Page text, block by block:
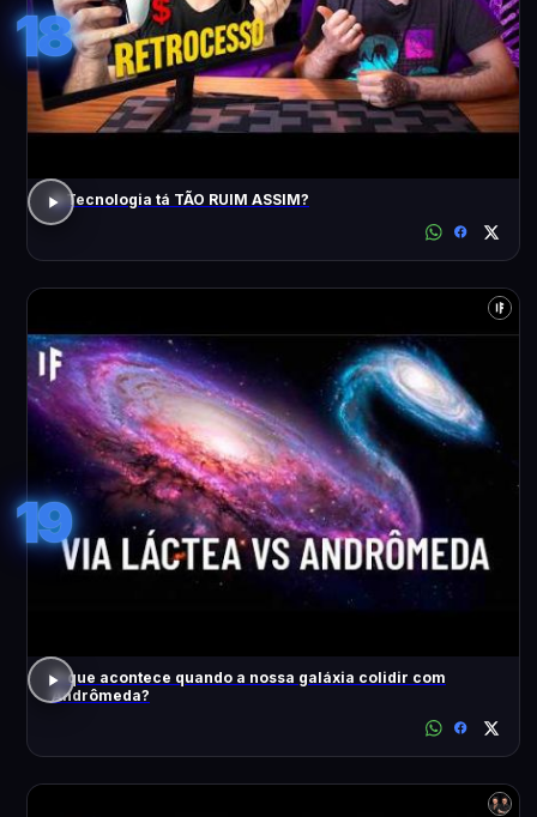
18
A Tecnologia tá TÃO RUIM ASSIM?
19
O que acontece quando a nossa galáxia colidir com
Andrômeda?